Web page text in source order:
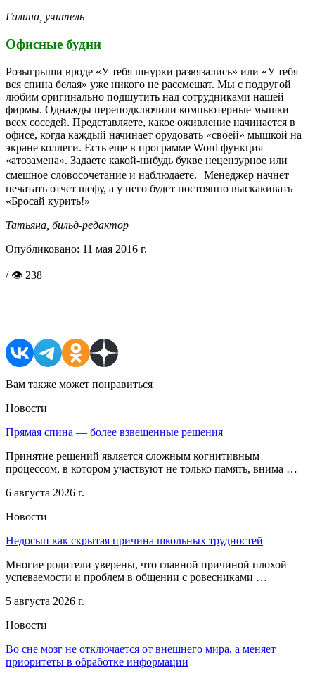
Галина, учитель
Офисные будни
Розыгрыши вроде «У тебя шнурки развязались» или «У тебя
вся спина белая» уже никого не рассмешат. Мы с подругой
любим оригинально подшутить над сотрудниками нашей
фирмы. Однажды переподключили компьютерные мышки
всех соседей. Представляете, какое оживление начинается в
офисе, когда каждый начинает орудовать «своей» мышкой на
экране коллеги. Есть еще в программе Word функция
«атозамена». Задаете какой-нибудь букве нецензурное или
смешное словосочетание и наблюдаете. Менеджер начнет
печатать отчет шефу, а у него будет постоянно выскакивать
«Бросай курить!»
Татьяна, бильд-редактор
Опубликовано: 11 мая 2016 г.
/ 👁 238
Вам также может понравиться
Новости
Прямая спина — более взвешенные решения
Принятие решений является сложным когнитивным
процессом, в котором участвуют не только память, внима …
6 августа 2026 г.
Новости
Недосып как скрытая причина школьных трудностей
Многие родители уверены, что главной причиной плохой
успеваемости и проблем в общении с ровесниками …
5 августа 2026 г.
Новости
Во сне мозг не отключается от внешнего мира, а меняет
приоритеты в обработке информации